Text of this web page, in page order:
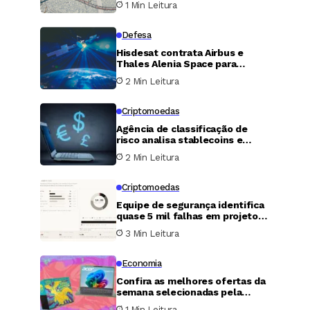
centro de dados de 20
1 Min Leitura
Defesa
Hisdesat contrata Airbus e
Thales Alenia Space para
construir o satélite SpainSat
NG III após a perda do NG II
2 Min Leitura
Criptomoedas
Agência de classificação de
risco analisa stablecoins e
coloca grandes projetos em
alerta
2 Min Leitura
Criptomoedas
Equipe de segurança identifica
quase 5 mil falhas em projetos
do ecossistema Bitcoin usando
inteligência artificial
3 Min Leitura
Economia
Confira as melhores ofertas da
semana selecionadas pela
equipe de especialistas em